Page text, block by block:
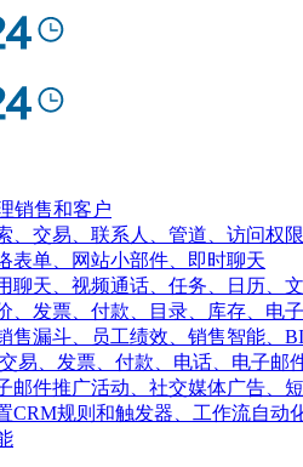
销售和客户
、交易、联系人、管道、访问权
表单、网站小部件、即时聊天
聊天、视频通话、任务、日历、
、发票、付款、目录、库存、电
售漏斗、员工绩效、销售智能、
易、发票、付款、电话、电子邮
邮件推广活动、社交媒体广告、
CRM规则和触发器、工作流自动